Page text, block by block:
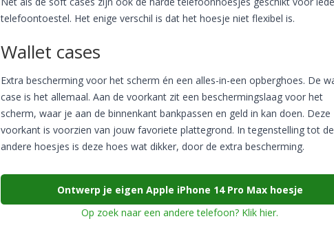
telefoontoestel. Het enige verschil is dat het hoesje niet flexibel is.
Wallet cases
Extra bescherming voor het scherm én een alles-in-een opberghoes. De
case is het allemaal. Aan de voorkant zit een beschermingslaag voor het
scherm, waar je aan de binnenkant bankpassen en geld in kan doen. Deze
voorkant is voorzien van jouw favoriete plattegrond. In tegenstelling tot de
andere hoesjes is deze hoes wat dikker, door de extra bescherming.
Ontwerp je eigen Apple iPhone 14 Pro Max hoesje
Op zoek naar een andere telefoon? Klik hier.